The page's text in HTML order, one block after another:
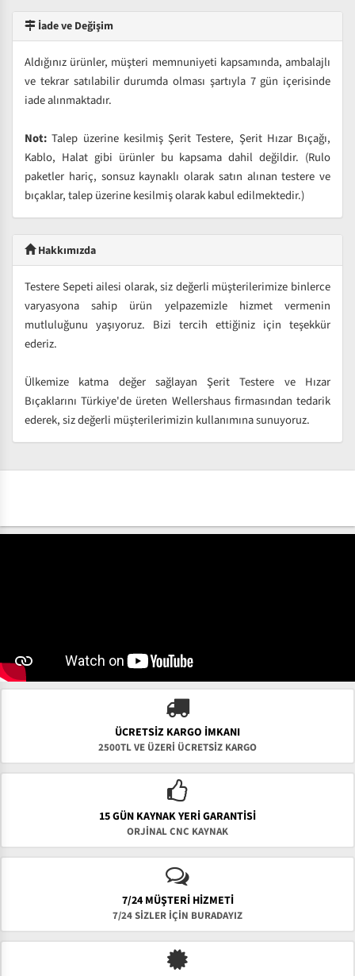
İade ve Değişim
Aldığınız ürünler, müşteri memnuniyeti kapsamında, ambalajlı
ve tekrar satılabilir durumda olması şartıyla 7 gün içerisinde
iade alınmaktadır.
Not: Talep üzerine kesilmiş Şerit Testere, Şerit Hızar Bıçağı,
Kablo, Halat gibi ürünler bu kapsama dahil değildir. (Rulo
paketler hariç, sonsuz kaynaklı olarak satın alınan testere ve
bıçaklar, talep üzerine kesilmiş olarak kabul edilmektedir.)
Hakkımızda
Testere Sepeti ailesi olarak, siz değerli müşterilerimize binlerce
varyasyona sahip ürün yelpazemizle hizmet vermenin
mutluluğunu yaşıyoruz. Bizi tercih ettiğiniz için teşekkür
ederiz.
Ülkemize katma değer sağlayan Şerit Testere ve Hızar
Bıçaklarını Türkiye'de üreten Wellershaus firmasından tedarik
ederek, siz değerli müşterilerimizin kullanımına sunuyoruz.
ÜCRETSIZ KARGO İMKANI
2500TL VE ÜZERİ ÜCRETSİZ KARGO
15 GÜN KAYNAK YERI GARANTISI
ORJİNAL CNC KAYNAK
7/24 MÜŞTERİ HİZMETİ
7/24 SİZLER İÇİN BURADAYIZ